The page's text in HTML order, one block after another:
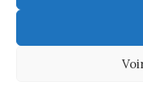
Newsletter